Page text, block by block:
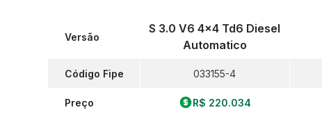
Versão
Código Fipe
Preço
S 3.0 V6 4x4 Td6 Diesel
Automatico
033155-4
R$ 220.034